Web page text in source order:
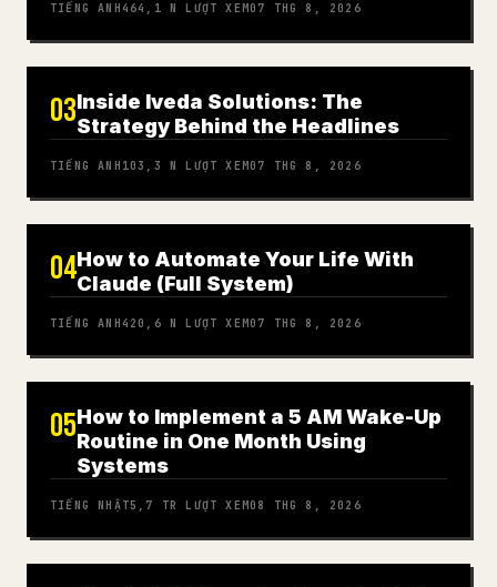
TIẾNG ANH464,1 N LƯỢT XEM07 THG 8, 2026
03Inside Iveda Solutions: The
Strategy Behind the Headlines
TIẾNG ANH 103,3 N LƯỢT XEM07 THG 8, 2026
04How to Automate Your Life With
Claude (Full System)
TIẾNG ANH420,6 N LƯỢT XEM07 THG 8, 2026
05How to Implement a 5 AM Wake-Up
Routine in One Month Using
Systems
TIẾNG NHẬT5,7 TR LƯỢT XEM08 THG 8, 2026